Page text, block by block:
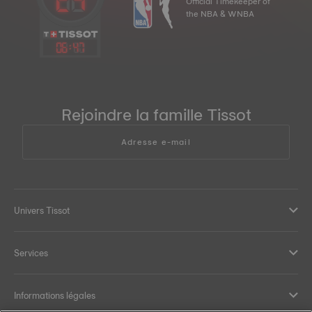
06:47
the NBA & WNBA
Rejoindre la famille Tissot
Adresse e-mail
Univers Tissot
Services
Informations légales